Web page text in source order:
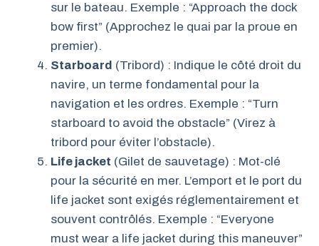
sur le bateau. Exemple : “Approach the dock
bow first” (Approchez le quai par la proue en
premier).
Starboard (Tribord) : Indique le côté droit du
navire, un terme fondamental pour la
navigation et les ordres. Exemple : “Turn
starboard to avoid the obstacle” (Virez à
tribord pour éviter l’obstacle).
Life jacket (Gilet de sauvetage) : Mot-clé
pour la sécurité en mer. L’emport et le port du
life jacket sont exigés réglementairement et
souvent contrôlés. Exemple : “Everyone
must wear a life jacket during this maneuver”